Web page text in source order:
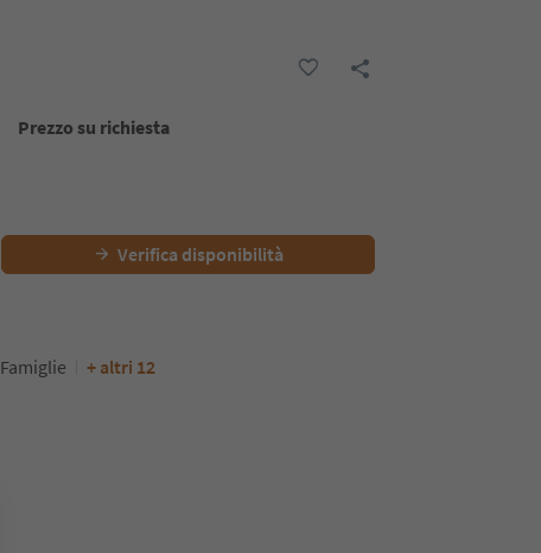
Prezzo su richiesta
Verifica disponibilità
Famiglie + altri 12